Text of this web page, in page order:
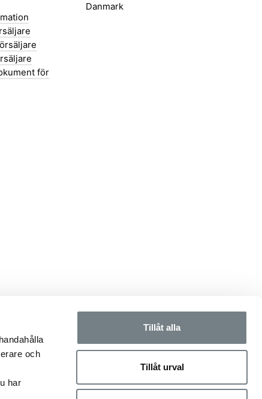
och
har
Tillåt alla
Tillåt urval
för
Danmark